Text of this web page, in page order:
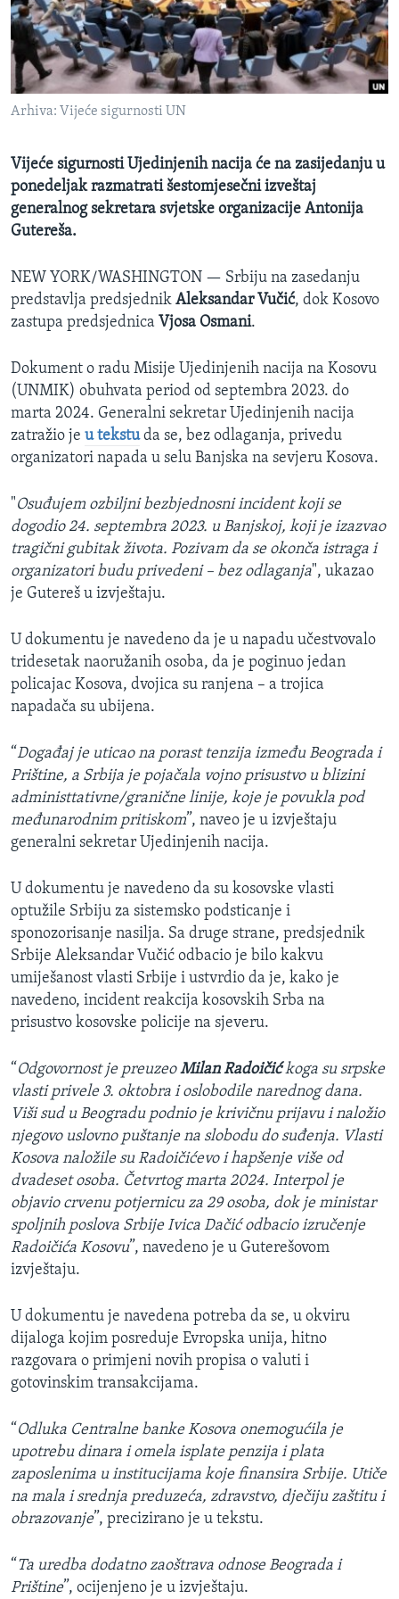
MAGAZIN
O GLASU AMERIKE
Learning English
Jezici
Arhiva: Vijeće sigurnosti UN
Vijeće sigurnosti Ujedinjenih nacija će na zasijedanju u
ponedeljak razmatrati šestomjesečni izveštaj
generalnog sekretara svjetske organizacije Antonija
Gutereša.
NEW YORK/WASHINGTON — Srbiju na zasedanju
predstavlja predsjednik Aleksandar Vučić, dok Kosovo
zastupa predsjednica Vjosa Osmani.
Dokument o radu Misije Ujedinjenih nacija na Kosovu
(UNMIK) obuhvata period od septembra 2023. do
marta 2024. Generalni sekretar Ujedinjenih nacija
zatražio je u tekstuda se, bez odlaganja, privedu
organizatori napada u selu Banjska na sevjeru Kosova.
"Osuđujem ozbiljni bezbjednosni incident koji se
dogodio 24. septembra 2023. u Banjskoj, koji je izazvao
tragični gubitak života. Pozivam da se okonča istraga i
organizatori budu privedeni – bez odlaganja", ukazao
je Gutereš u izvještaju.
U dokumentu je navedeno da je u napadu učestvovalo
tridesetak naoružanih osoba, da je poginuo jedan
policajac Kosova, dvojica su ranjena – a trojica
napadača su ubijena.
“Događaj je uticao na porast tenzija između Beograda i
Prištine, a Srbija je pojačala vojno prisustvo u blizini
administtativne/granične linije, koje je povukla pod
međunarodnim pritiskom”, naveo je u izvještaju
generalni sekretar Ujedinjenih nacija.
U dokumentu je navedeno da su kosovske vlasti
optužile Srbiju za sistemsko podsticanje i
sponozorisanje nasilja. Sa druge strane, predsjednik
Srbije Aleksandar Vučić odbacio je bilo kakvu
umiješanost vlasti Srbije i ustvrdio da je, kako je
navedeno, incident reakcija kosovskih Srba na
prisustvo kosovske policije na sjeveru.
“Odgovornost je preuzeoMilan Radoičićkoga su srpske
vlasti privele 3. oktobra i oslobodile narednog dana.
Viši sud u Beogradu podnio je krivičnu prijavu i naložio
njegovo uslovno puštanje na slobodu do suđenja. Vlasti
Kosova naložile su Radoičićevo i hapšenje više od
dvadeset osoba. Četvrtog marta 2024. Interpol je
objavio crvenu potjernicu za 29 osoba, dok je ministar
spoljnih poslova Srbije Ivica Dačić odbacio izručenje
Radoičića Kosovu”, navedeno je u Guterešovom
izvještaju.
U dokumentu je navedena potreba da se, u okviru
dijaloga kojim posreduje Evropska unija, hitno
razgovara o primjeni novih propisa o valuti i
gotovinskim transakcijama.
“Odluka Centralne banke Kosova onemogućila je
upotrebu dinara i omela isplate penzija i plata
zaposlenima u institucijama koje finansira Srbije. Utiče
na mala i srednja preduzeća, zdravstvo, dječiju zaštitu i
obrazovanje”, precizirano je u tekstu.
“Ta uredba dodatno zaoštrava odnose Beograda i
Prištine”, ocijenjeno je u izvještaju.